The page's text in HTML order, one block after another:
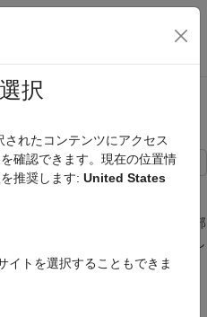
ビゲーション メ
ボックスの設計
の [パラメーターとダイアログ]
ログ ボックスを作成する方法を
る場合、ブロック ロジックの細部
スタム インターフェイスを作成し
択
れたコンテンツにアクセス
確認できます。現在の位置情
推奨します: United States
イトを選択することもできま